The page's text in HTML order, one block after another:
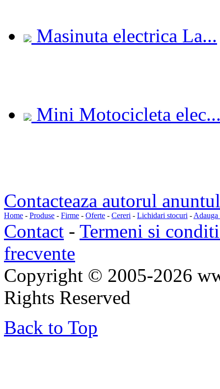
Masinuta electrica La...
Mini Motocicleta
Contacteaza autorul
Home - Produse - Firme - Oferte - Cereri - Lichidari stocuri - Adauga
Contact - Termeni si
frecvente
Copyright © 2005-2026
Rights Reserved
Back to Top